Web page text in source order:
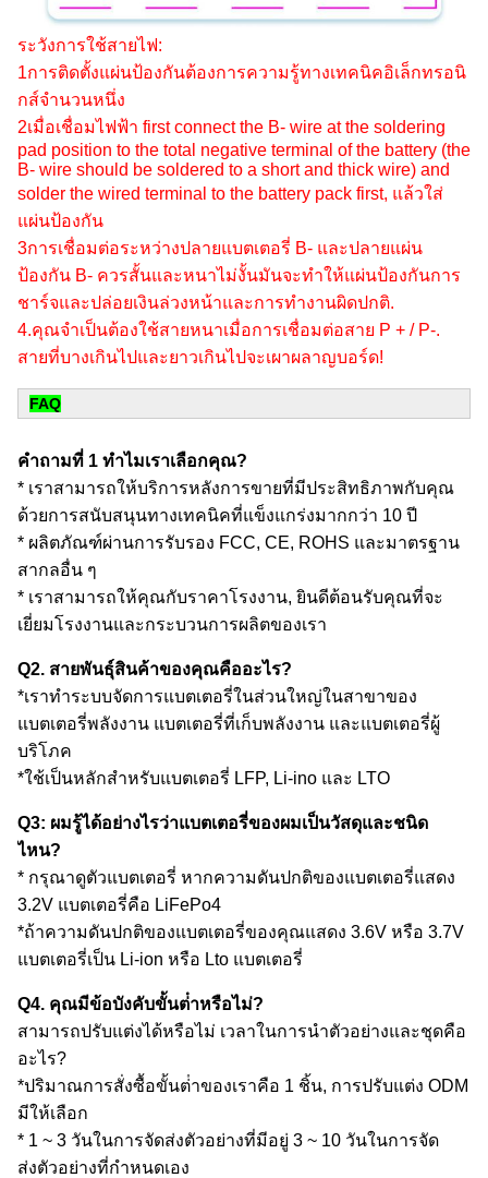
ระวังการใช้สายไฟ:
1การติดตั้งแผ่นป้องกันต้องการความรู้ทางเทคนิคอิเล็กทรอนิ
กส์จํานวนหนึ่ง
2เมื่อเชื่อมไฟฟ้า first connect the B- wire at the soldering
pad position to the total negative terminal of the battery (the
B- wire should be soldered to a short and thick wire) and
solder the wired terminal to the battery pack first, แล้วใส่
แผ่นป้องกัน
3การเชื่อมต่อระหว่างปลายแบตเตอรี่ B- และปลายแผ่น
ป้องกัน B- ควรสั้นและหนาไม่งั้นมันจะทําให้แผ่นป้องกันการ
ชาร์จและปล่อยเงินล่วงหน้าและการทํางานผิดปกติ.
4.คุณจําเป็นต้องใช้สายหนาเมื่อการเชื่อมต่อสาย P + / P-.
สายที่บางเกินไปและยาวเกินไปจะเผาผลาญบอร์ด!
FAQ
คําถามที่ 1 ทําไมเราเลือกคุณ?
* เราสามารถให้บริการหลังการขายที่มีประสิทธิภาพกับคุณ
ด้วยการสนับสนุนทางเทคนิคที่แข็งแกร่งมากกว่า 10 ปี
* ผลิตภัณฑ์ผ่านการรับรอง FCC, CE, ROHS และมาตรฐาน
สากลอื่น ๆ
* เราสามารถให้คุณกับราคาโรงงาน, ยินดีต้อนรับคุณที่จะ
เยี่ยมโรงงานและกระบวนการผลิตของเรา
Q2. สายพันธุ์สินค้าของคุณคืออะไร?
*เราทําระบบจัดการแบตเตอรี่ในส่วนใหญ่ในสาขาของ
แบตเตอรี่พลังงาน แบตเตอรี่ที่เก็บพลังงาน และแบตเตอรี่ผู้
บริโภค
*ใช้เป็นหลักสําหรับแบตเตอรี่ LFP, Li-ino และ LTO
Q3: ผมรู้ได้อย่างไรว่าแบตเตอรี่ของผมเป็นวัสดุและชนิด
ไหน?
* กรุณาดูตัวแบตเตอรี่ หากความดันปกติของแบตเตอรี่แสดง
3.2V แบตเตอรี่คือ LiFePo4
*ถ้าความดันปกติของแบตเตอรี่ของคุณแสดง 3.6V หรือ 3.7V
แบตเตอรี่เป็น Li-ion หรือ Lto แบตเตอรี่
Q4. คุณมีข้อบังคับขั้นต่ําหรือไม่?
สามารถปรับแต่งได้หรือไม่ เวลาในการนําตัวอย่างและชุดคือ
อะไร?
*ปริมาณการสั่งซื้อขั้นต่ําของเราคือ 1 ชิ้น, การปรับแต่ง ODM
มีให้เลือก
* 1 ~ 3 วันในการจัดส่งตัวอย่างที่มีอยู่ 3 ~ 10 วันในการจัด
ส่งตัวอย่างที่กําหนดเอง